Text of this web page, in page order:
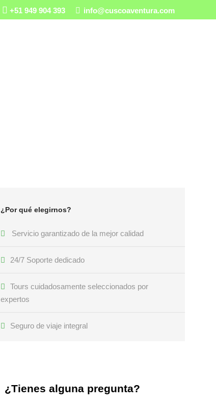
+51 949 904 393 info@cuscoaventura.com
¿Por qué elegirnos?
Servicio garantizado de la mejor calidad
24/7 Soporte dedicado
Tours cuidadosamente seleccionados por
expertos
Seguro de viaje integral
¿Tienes alguna pregunta?